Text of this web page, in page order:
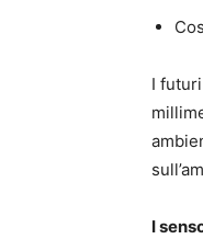
I
I